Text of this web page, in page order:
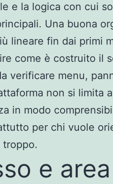
e la logica con cui
Una buona
lineare fin dai primi
come è costruito il
verificare menu,
non si limita
in modo
per chi vuole
troppo.
e